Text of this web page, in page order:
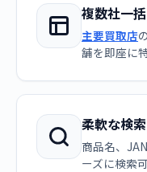
複数社一
主要買取店
舗を即座に特
柔軟な検索
商品名、
ーズに検索可